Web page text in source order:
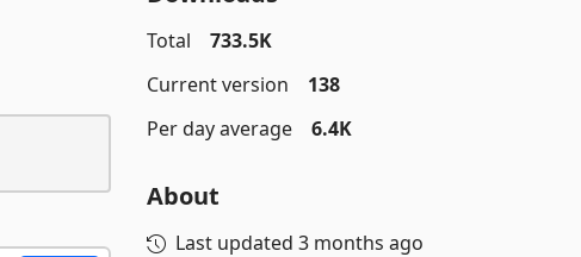
Total
733.5K
Current version
138
Per day average
6.4K
About
Last updated 3 months ago